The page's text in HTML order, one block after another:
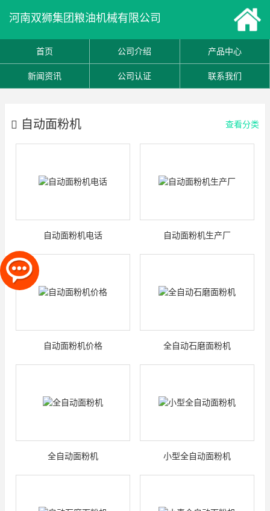
河南双狮集团粮油机械有限公司
首页 公司介绍 产品中心
新闻资讯 公司认证 联系我们
自动面粉机 查看分类
自动面粉机电话 自动面粉机生产厂
自动面粉机价格 全自动石磨面粉机
全自动面粉机 小型全自动面粉机